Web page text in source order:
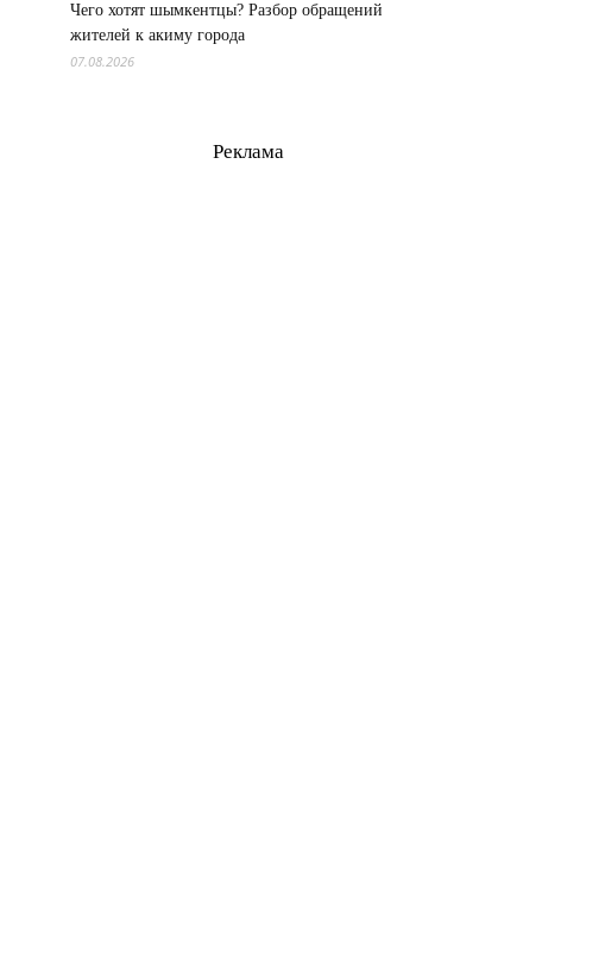
Чего хотят шымкентцы? Разбор обращений
жителей к акиму города
07.08.2026
Реклама